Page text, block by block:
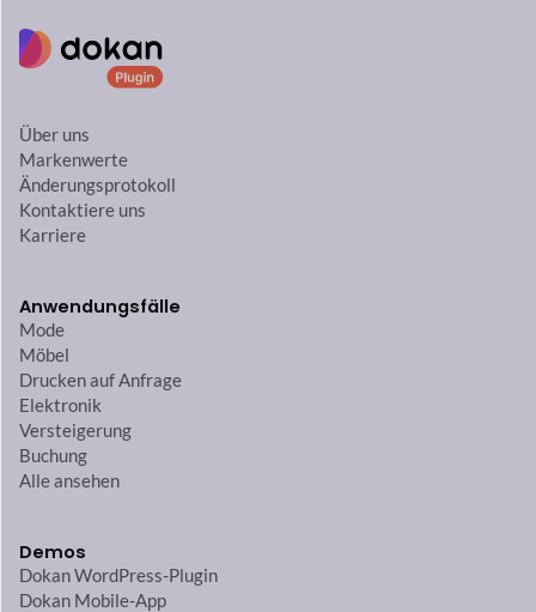
Über uns
Markenwerte
Änderungsprotokoll
Kontaktiere uns
Karriere
Anwendungsfälle
Mode
Möbel
Drucken auf Anfrage
Elektronik
Versteigerung
Buchung
Alle ansehen
Demos
Dokan WordPress-Plugin
Dokan Mobile-App